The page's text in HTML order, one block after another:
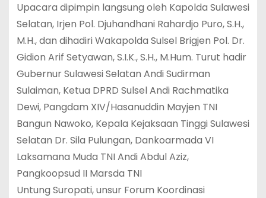
Upacara dipimpin langsung oleh Kapolda Sulawesi
Selatan, Irjen Pol. Djuhandhani Rahardjo Puro, S.H.,
M.H., dan dihadiri Wakapolda Sulsel Brigjen Pol. Dr.
Gidion Arif Setyawan, S.I.K., S.H., M.Hum. Turut hadir
Gubernur Sulawesi Selatan Andi Sudirman
Sulaiman, Ketua DPRD Sulsel Andi Rachmatika
Dewi, Pangdam XIV/Hasanuddin Mayjen TNI
Bangun Nawoko, Kepala Kejaksaan Tinggi Sulawesi
Selatan Dr. Sila Pulungan, Dankoarmada VI
Laksamana Muda TNI Andi Abdul Aziz,
Pangkoopsud II Marsda TNI
Untung Suropati, unsur Forum Koordinasi